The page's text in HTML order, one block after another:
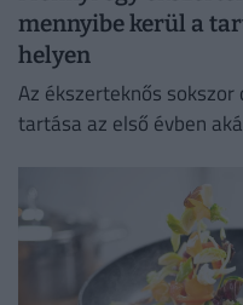
mennyibe kerül a
helyen
Az ékszerteknős
tartása az első évben